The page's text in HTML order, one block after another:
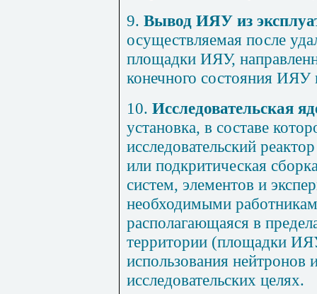
9. Вывод ИЯУ из
осуществляемая после
площадки ИЯУ,
конечного состояния ИЯУ
10. Исследовательская
установка, в составе
исследовательский
или подкритическая
систем, элементов и
необходимыми
располагающаяся в
территории (площадки
использования
исследовательских целях.